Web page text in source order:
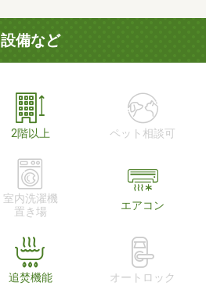
設備など
2階以上 ペット相談可
室内洗濯機
置き場
エアコン
追焚機能 オートロック